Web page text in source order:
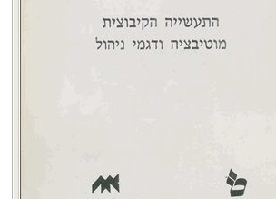
התעשייה הקיבוצית :
1. גורמי מוטיבציה
עוזי שמעוני, חנה גולדמברג, יעקב גליק,